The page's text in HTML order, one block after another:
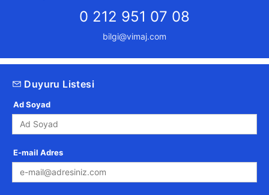
0 212 951 07 08
bilgi@vimaj.com
Duyuru Listesi
Ad Soyad
E-mail Adres